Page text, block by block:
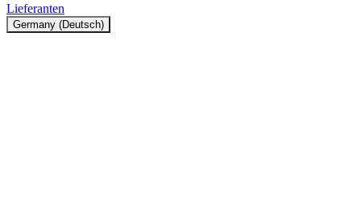
Lieferanten
Germany (Deutsch)